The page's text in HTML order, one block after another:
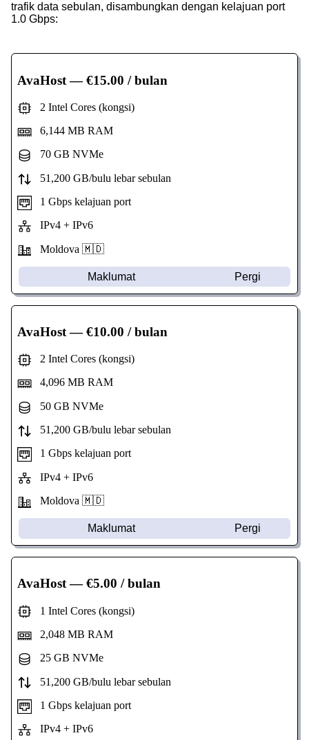
trafik data sebulan, disambungkan dengan kelajuan port
1.0 Gbps:
AvaHost— €15.00 / bulan
2 Intel Cores (kongsi)
6,144 MB RAM
70 GB NVMe
51,200 GB/bulu lebar sebulan
1 Gbps kelajuan port
IPv4 + IPv6
Moldova 🇲🇩
Maklumat Pergi
AvaHost— €10.00 / bulan
2 Intel Cores (kongsi)
4,096 MB RAM
50 GB NVMe
51,200 GB/bulu lebar sebulan
1 Gbps kelajuan port
IPv4 + IPv6
Moldova 🇲🇩
Maklumat Pergi
AvaHost— €5.00 / bulan
1 Intel Cores (kongsi)
2,048 MB RAM
25 GB NVMe
51,200 GB/bulu lebar sebulan
1 Gbps kelajuan port
IPv4 + IPv6